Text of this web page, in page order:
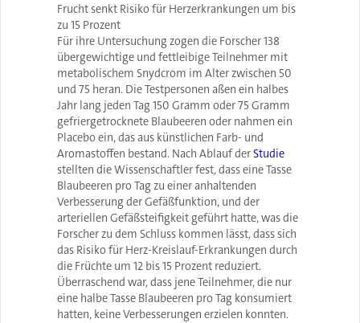
Frucht senkt Risiko für Herzerkrankungen um bis
zu 15 Prozent
Für ihre Untersuchung zogen die Forscher 138
übergewichtige und fettleibige Teilnehmer mit
metabolischem Snydcrom im Alter zwischen 50
und 75 heran. Die Testpersonen aßen ein halbes
Jahr lang jeden Tag 150 Gramm oder 75 Gramm
gefriergetrocknete Blaubeeren oder nahmen ein
Placebo ein, das aus künstlichen Farb- und
Aromastoffen bestand. Nach Ablauf derStudie
stellten die Wissenschaftler fest, dass eine Tasse
Blaubeeren pro Tag zu einer anhaltenden
Verbesserung der Gefäßfunktion, und der
arteriellen Gefäßsteifigkeit geführt hatte, was die
Forscher zu dem Schluss kommen lässt, dass sich
das Risiko für Herz-Kreislauf-Erkrankungen durch
die Früchte um 12 bis 15 Prozent reduziert.
Überraschend war, dass jene Teilnehmer, die nur
eine halbe Tasse Blaubeeren pro Tag konsumiert
hatten, keine Verbesserungen erzielen konnten.